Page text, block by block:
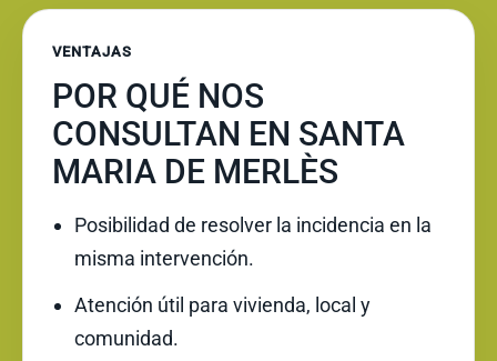
VENTAJAS
POR QUÉ NOS
CONSULTAN EN SANTA
MARIA DE MERLÈS
Posibilidad de resolver la incidencia en la
misma intervención.
Atención útil para vivienda, local y
comunidad.